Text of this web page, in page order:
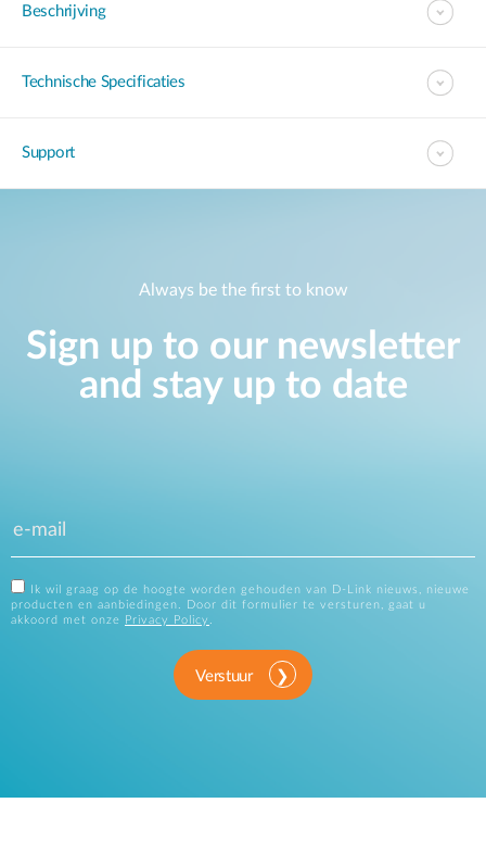
Beschrijving
Technische Specificaties
Support
Always be the first to know
Sign up to our newsletter
and stay up to date
Ik wil graag op de hoogte worden gehouden van D-Link nieuws, nieuwe
producten en aanbiedingen. Door dit formulier te versturen, gaat u
akkoord met onze
Privacy Policy .
Verstuur